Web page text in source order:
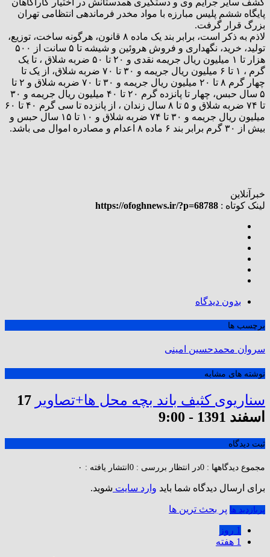
پایگاه ششم پلیس مبارزه با مواد مخدر فرماندهی انتظامی تهران
بزرگ قرار گرفت.
لاذم به ذکر است، برابر بند یک ماده ۸ قانون، هرگونه ساخت، توزیع،
تولید، خرید، نگهداری و فروش هروئین و شیشه تا ۵ سانت از ۵۰۰
هزار تا ۱ میلیون ریال جریمه نقدی و ۲۰ تا ۵۰ ضربه شلاق ، تا یک
گرم ، ۱ تا ۶ میلیون ریال جریمه و ۳۰ تا ۷۰ ضربه شلاق، از یک تا
چهار گرم ۸ تا ۲۰ میلیون ریال جریمه و ۳۰ تا ۷۰ ضربه شلاق و ۲ تا
۵ سال حبس، چهار تا پانزده گرم ۲۰ تا ۴۰ میلیون ریال جریمه و ۳۰
تا ۷۴ ضربه شلاق و ۵ تا ۸ سال زندان ، از پانزده تا سی گرم ۴۰ تا ۶۰
میلیون ریال جریمه و ۳۰ تا ۷۴ ضربه شلاق و ۱۰ تا ۱۵ سال حبس و
بیش از ۳۰ گرم برابر بند ۶ ماده ۸ اعدام و مصادره اموال می باشد.
خبرآنلاین
لینک کوتاه : https://ofoghnews.ir/?p=68788
بدون دیدگاه
برچسب ها
سروان محمدحسین امینی
نوشته های مشابه
سناریوی کثیف باند بچه محل ها+تصاویر 17
اسفند 1391 - 9:00
ثبت دیدگاه
مجموع دیدگاهها : 0 در انتظار بررسی : 0 انتشار یافته : ۰
برای ارسال دیدگاه شما باید وارد سایت شوید.
پربازدید ها پر بحث ترین ها
1 روز
1 هفته